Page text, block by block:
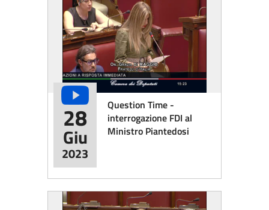
Question Time -
interrogazione FDI al
Ministro Piantedosi
28
Giu
2023